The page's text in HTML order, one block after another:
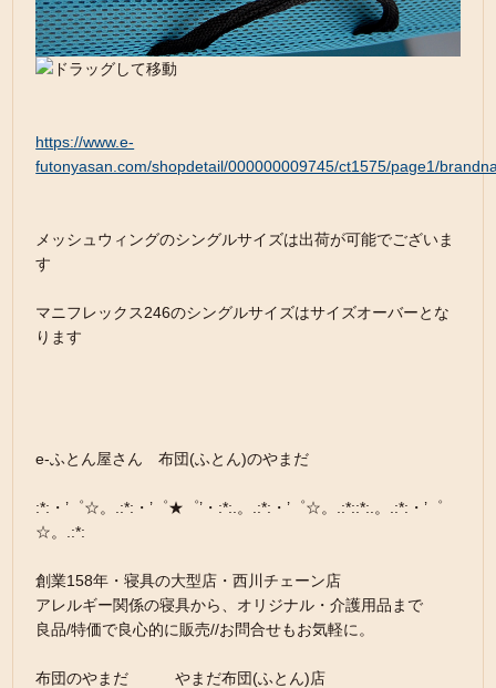
https://www.e-
futonyasan.com/shopdetail/000000009745/ct1575/page1/
メッシュウィングのシングルサイズは出荷が可能でございま
す
マニフレックス246のシングルサイズはサイズオーバーとな
ります
e-ふとん屋さん 布団(ふとん)のやまだ
:*:・’゜☆。.:*:・’゜★゜’・:*:.。.:*:・’゜☆。.:*::*:.。.:*:・’゜
☆。.:*:
創業158年・寝具の大型店・西川チェーン店
アレルギー関係の寝具から、オリジナル・介護用品まで
良品/特価で良心的に販売//お問合せもお気軽に。
布団のやまだ やまだ布団(ふとん)店